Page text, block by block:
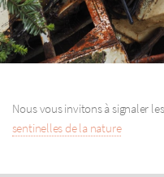
Nous vous invitons à signaler
sentinelles de la nature